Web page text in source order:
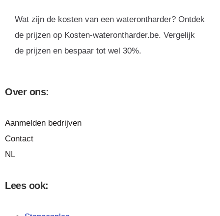
Wat zijn de kosten van een waterontharder? Ontdek
de prijzen op Kosten-waterontharder.be. Vergelijk
de prijzen en bespaar tot wel 30%.
Over ons:
Aanmelden bedrijven
Contact
NL
Lees ook: